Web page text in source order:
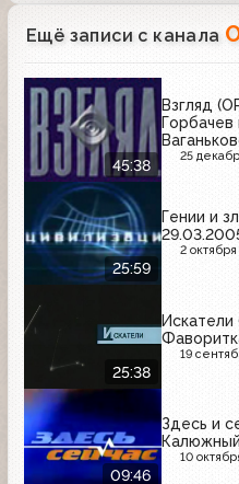
Ещё записи с канала
45:38
Взгляд
25
25:59
Гении и
2 октября
25:38
Искатели
19
09:46
Здесь и
Калюжный
10